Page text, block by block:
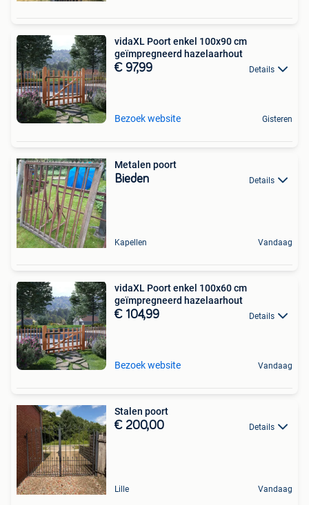
vidaXL Poort enkel 100x90 cm
geïmpregneerd hazelaarhout
€ 97,99 Details
Bezoek website Gisteren
Metalen poort
Bieden Details
Kapellen Vandaag
vidaXL Poort enkel 100x60 cm
geïmpregneerd hazelaarhout
€ 104,99 Details
Bezoek website Vandaag
Stalen poort
€ 200,00 Details
Lille Vandaag